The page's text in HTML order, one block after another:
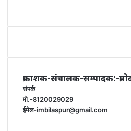
प्रकाशक-संचालक-सम्पादक:-
संपर्क
मो.-8120029029
ईमेल-imbilaspur@gmail.com